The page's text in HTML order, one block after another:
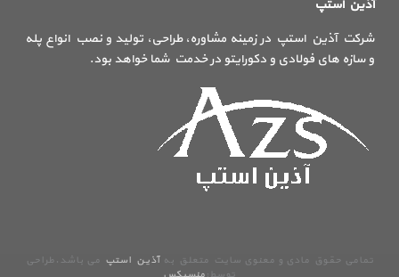
آذین استپ
شرکت آذین استپ در زمینه مشاوره، طراحی، تولید و نصب انواع پله
و سازه های فولادی و دکورایتو در خدمت شما خواهد بود.
تمامی حقوق مادی و معنوی سایت متعلق بهآذین استپ می باشد.طراحی